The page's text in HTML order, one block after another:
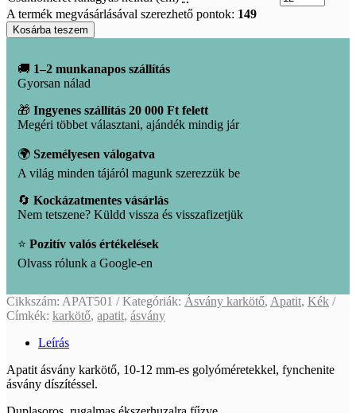
A termék megvásárlásával szerezhető pontok: 149
Apatit
karkötő
Kosárba teszem
🚚 1–2 munkanapos szállítás
Gyorsan nálad
🎁 Ingyenes szállítás 20 000 Ft felett
Megéri többet választani, ajándék mindig jár
🌍 Személyesen válogatva
A világ minden tájáról magunk szerezzük be
🔄 Kockázatmentes vásárlás
Nem tetszene? Küldd vissza és visszafizetjük
⭐ Pozitív valós értékelések
Olvass rólunk a Google-en
Cikkszám: APAT501 Kategóriák: Ásvány karkötő, Apatit, Kék
Címkék: karkötő, apatit, ásvány
Leírás
Apatit ásvány karkötő, 10-12 mm-es golyóméretekkel, fynchenite
ásvány díszítéssel.